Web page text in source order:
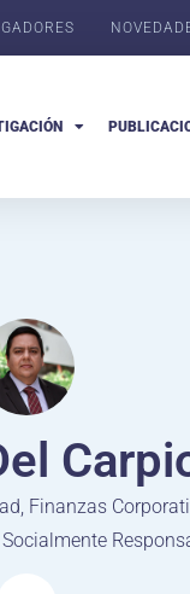
Finanzas